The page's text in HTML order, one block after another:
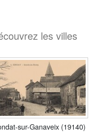
les villes
sur-Ganaveix (19140)